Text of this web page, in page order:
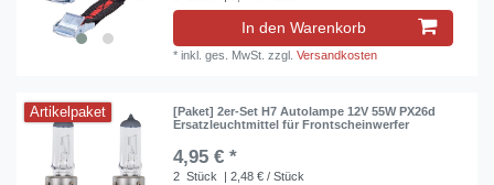
In den Warenkorb
*inkl. ges. MwSt. zzgl.Versandkosten
Artikelpaket
[Paket] 2er-Set H7 Autolampe 12V 55W PX26d
Ersatzleuchtmittel für Frontscheinwerfer
4,95 € *
2 Stück | 2,48 € / Stück